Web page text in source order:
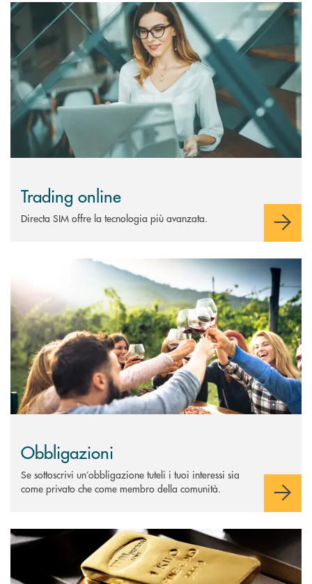
Scopri di più Trading online
Trading online
Directa SIM offre la tecnologia più avanzata.
Scopri di più Obbligazioni
Obbligazioni
Se sottoscrivi un’obbligazione tuteli i tuoi interessi sia
come privato che come membro della comunità.
Scopri di più Oro fisico